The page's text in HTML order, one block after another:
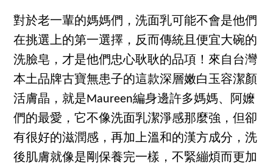
對於老一輩的媽媽們，洗面乳可能不會是他們
在挑選上的第一選擇，反而傳統且便宜大碗的
洗臉皂，才是他們忠心耿耿的品項！來自台灣
本土品牌古寶無患子的這款深層嫩白玉容潔顏
活膚晶，就是Maureen編身邊許多媽媽、阿嬤
們的最愛，它不像洗面乳潔淨感那麼強，但卻
有很好的滋潤感，再加上溫和的漢方成分，洗
後肌膚就像是剛保養完一樣，不緊繃煩而更加